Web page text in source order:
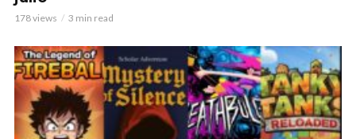
178 views 3 min read